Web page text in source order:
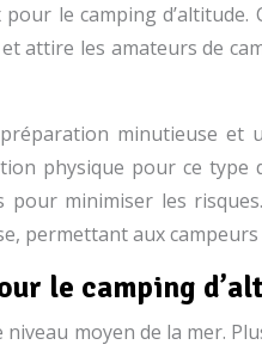
le camping
attire les amateurs de
minutieuse
physique pour ce
minimiser les
permettant aux
le camping
moyen de la mer.